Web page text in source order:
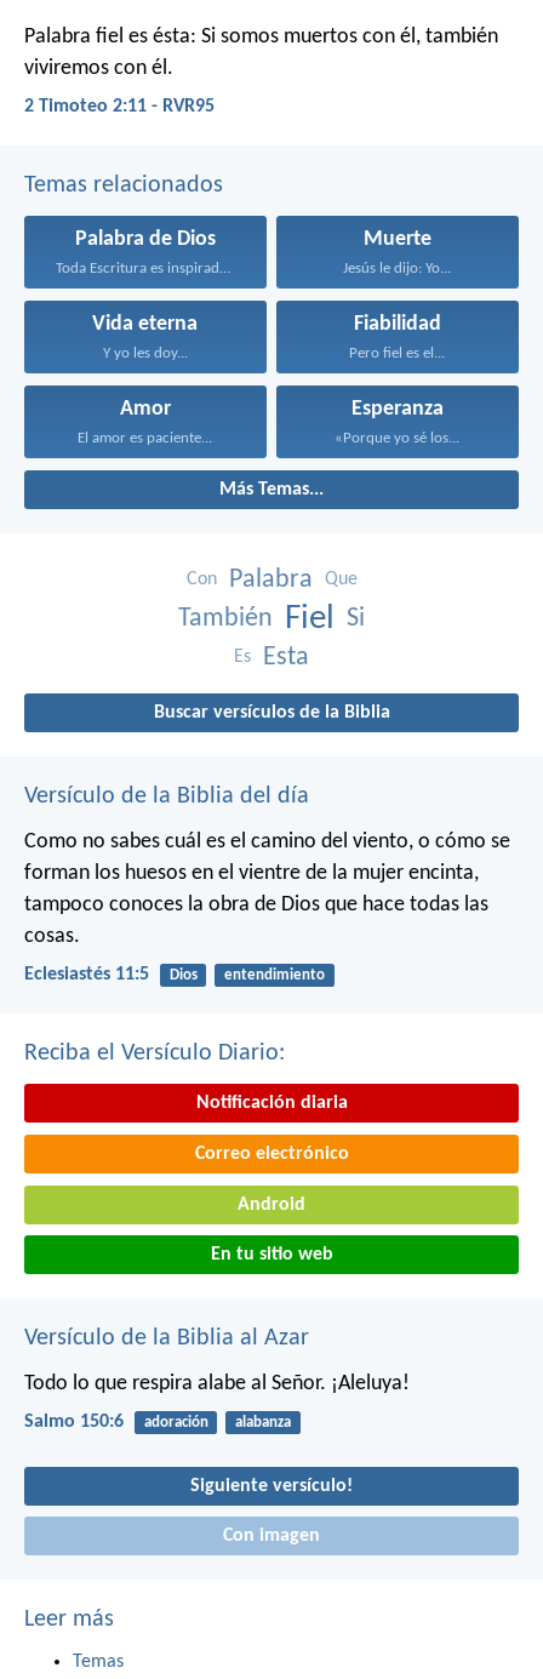
Palabra fiel es ésta: Si somos muertos con él, también
viviremos con él.
2 Timoteo 2:11 - RVR95
Temas relacionados
Palabra de Dios
Toda Escritura es inspirada...
Muerte
Jesús le dijo: Yo...
Vida eterna
Y yo les doy...
Fiabilidad
Pero fiel es el...
Amor
El amor es paciente...
Esperanza
«Porque yo sé los...
Más Temas...
Con Palabra Que
También Fiel Si
Es Esta
Buscar versículos de la Biblia
Versículo de la Biblia del día
Como no sabes cuál es el camino del viento, o cómo se
forman los huesos en el vientre de la mujer encinta,
tampoco conoces la obra de Dios que hace todas las
cosas.
Eclesiastés 11:5 Dios entendimiento
Reciba el Versículo Diario:
Notificación diaria
Correo electrónico
Android
En tu sitio web
Versículo de la Biblia al Azar
Todo lo que respira alabe al Señor. ¡Aleluya!
Salmo 150:6 adoración alabanza
Siguiente versículo!
Con imagen
Leer más
Temas